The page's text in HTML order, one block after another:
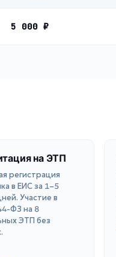
5 000 ₽
на ЭТП
регистрация
в ЕИС за 1–5
Участие в
ФЗ на 8
ЭТП без